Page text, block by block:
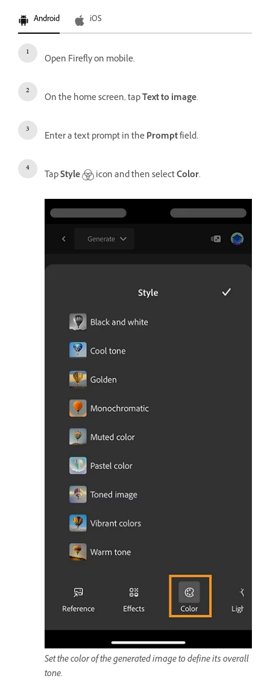
Android iOS
Open Firefly on mobile.
On the home screen, tapText to image.
Enter a text prompt in thePromptfield.
TapStyle icon and then selectColor.
Set the color of the generated image to define its overall
tone.